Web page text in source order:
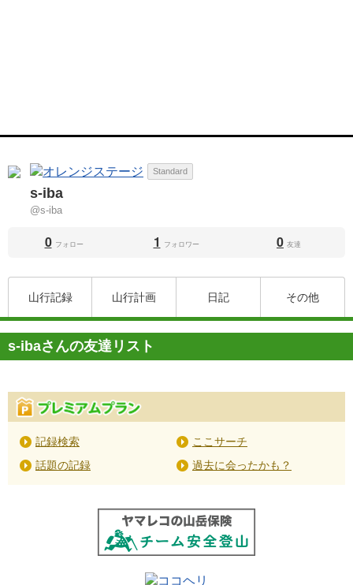
Standard
s-iba
@s-iba
0 フォロー 1 フォロワー 0 友達
山行記録 山行計画 日記 その他
s-ibaさんの友達リスト
記録検索
ここサーチ
話題の記録
過去に会ったかも？